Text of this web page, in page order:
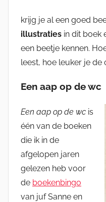
krijg je al een goed
illustraties in dit boek
een beetje kennen.
leest, hoe leuker je de
Een aap op de wc
Een aap op de wc is
één van de boeken
die ik in de
afgelopen jaren
gelezen heb voor
de boekenbingo
van juf Sanne en